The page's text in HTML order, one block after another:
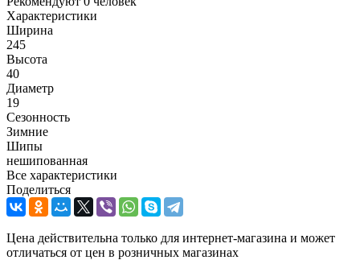
Характеристики
Ширина
245
Высота
40
Диаметр
19
Сезонность
Зимние
Шипы
нешипованная
Все характеристики
Поделиться
Цена действительна только для интернет-магазина и может
отличаться от цен в розничных магазинах